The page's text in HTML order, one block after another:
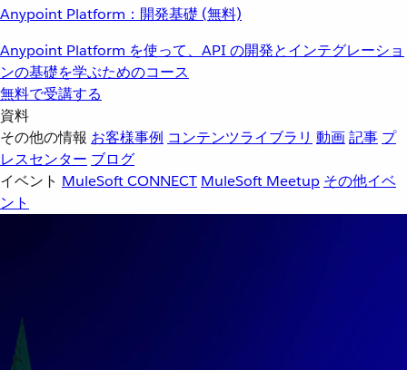
Anypoint Platform：開発基礎 (無料)
Anypoint Platform を使って、API の開発とインテグレーショ
ンの基礎を学ぶためのコース
無料で受講する
資料
その他の情報 お客様事例 コンテンツライブラリ 動画記事 プ
レスセンター ブログ
イベント MuleSoft CONNECT MuleSoft Meetup その他イベ
ント